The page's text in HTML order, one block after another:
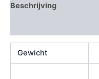
Beschrijving
Gewicht